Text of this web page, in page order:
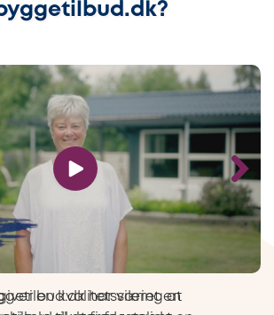
en kvalitetssikring at
har været en